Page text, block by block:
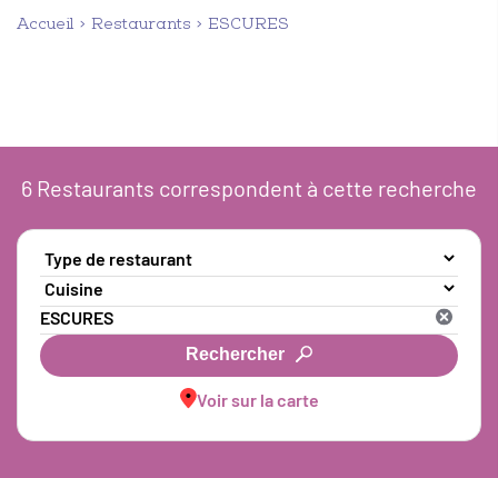
Accueil Restaurants ESCURES
6 Restaurants correspondent à cette recherche
Rechercher
Voir sur la carte